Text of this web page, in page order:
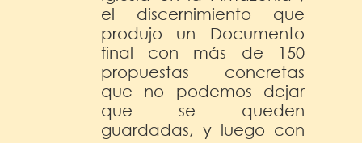
el discernimiento que
produjo un Documento
final con más de 150
propuestas concretas
que no podemos dejar
que se queden
guardadas, y luego con